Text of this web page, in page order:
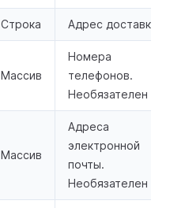
Строка Адрес доставки.
Массив
Номера
телефонов.
Необязателен
Массив
Адреса
электронной
почты.
Необязателен